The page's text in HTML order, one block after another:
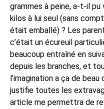
grammes à peine, a-t-il
kilos à lui seul (sans
était emballé) ? Les
c’était un écureuil
beaucoup entraîné en
depuis les branches, et
l’imagination a ça de
justifie toutes les
article me permettra de